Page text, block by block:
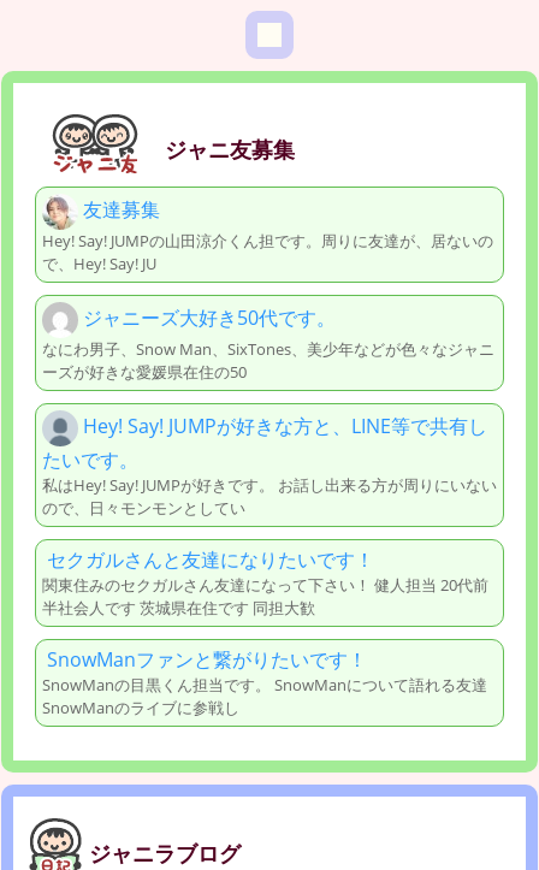
ジャニ友募集
友達募集
Hey! Say! JUMPの山田涼介くん担です。周りに友達が、居ないの
で、Hey! Say! JU
ジャニーズ大好き50代です。
なにわ男子、Snow Man、SixTones、美少年などが色々なジャニ
ーズが好きな愛媛県在住の50
Hey! Say! JUMPが好きな方と、LINE等で共有し
たいです。
私はHey! Say! JUMPが好きです。 お話し出来る方が周りにいない
ので、日々モンモンとしてい
セクガルさんと友達になりたいです！
関東住みのセクガルさん友達になって下さい！ 健人担当 20代前
半社会人です 茨城県在住です 同担大歓
SnowManファンと繋がりたいです！
SnowManの目黒くん担当です。 SnowManについて語れる友達
SnowManのライブに参戦し
ジャニラブログ